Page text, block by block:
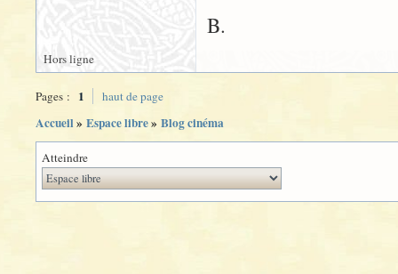
B.
Hors ligne
Pages : 1 haut de page
Accueil» Espace libre» Blog cinéma
Atteindre